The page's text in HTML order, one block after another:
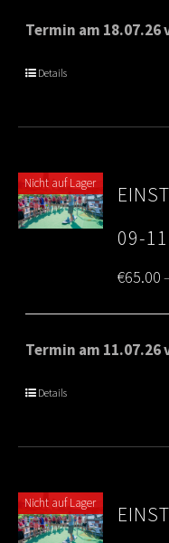
Termin am 18.07.26
Details
Nicht auf Lager
09-
€65.00
Termin am 11.07.26
Details
Nicht auf Lager